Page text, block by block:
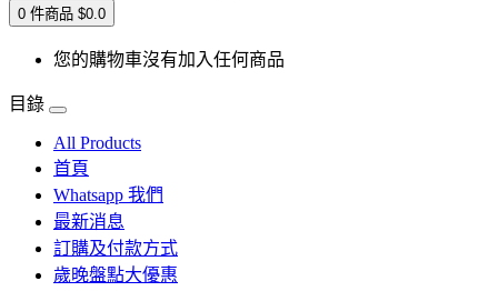
0 件商品 $0.0
您的購物車沒有加入任何商品
目錄
All Products
首頁
Whatsapp 我們
最新消息
訂購及付款方式
歲晚盤點大優惠